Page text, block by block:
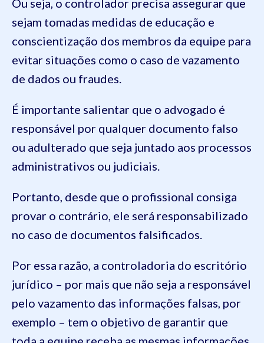
Ou seja, o controlador precisa assegurar que
sejam tomadas medidas de educação e
conscientização dos membros da equipe para
evitar situações como o caso de vazamento
de dados ou fraudes.
É importante salientar que o advogado é
responsável por qualquer documento falso
ou adulterado que seja juntado aos processos
administrativos ou judiciais.
Portanto, desde que o profissional consiga
provar o contrário, ele será responsabilizado
no caso de documentos falsificados.
Por essa razão, a controladoria do escritório
jurídico – por mais que não seja a responsável
pelo vazamento das informações falsas, por
exemplo – tem o objetivo de garantir que